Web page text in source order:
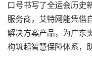
口号书写了全运会历史
服务商，艾特网能凭借
解决方案产品，为广东
构筑起智慧保障体系，